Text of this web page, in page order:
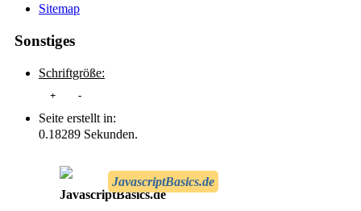
Sitemap
Sonstiges
Schriftgröße:
+ -
Seite erstellt in:
0.18289 Sekunden.
JavascriptBasics.de